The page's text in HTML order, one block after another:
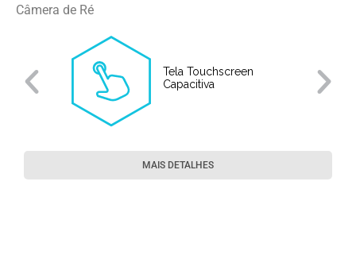
Câmera de Ré
Tela Touchscreen
Capacitiva
MAIS DETALHES